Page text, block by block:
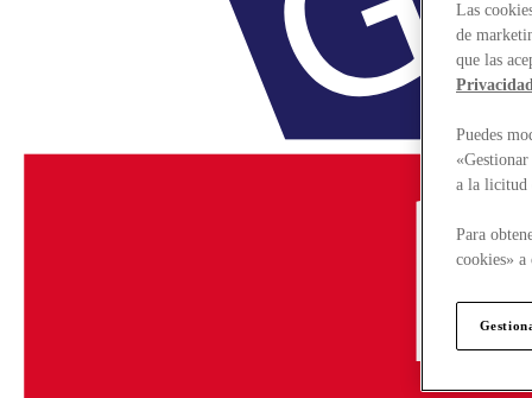
Las
de
que las
Puedes
a la licitud
Para
cookies» a